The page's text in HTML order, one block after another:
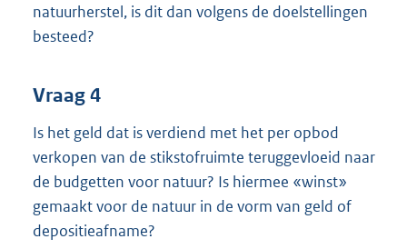
natuurherstel, is dit dan volgens de doelstellingen
besteed?
Vraag 4
Is het geld dat is verdiend met het per opbod
verkopen van de stikstofruimte teruggevloeid naar
de budgetten voor natuur? Is hiermee «winst»
gemaakt voor de natuur in de vorm van geld of
depositieafname?